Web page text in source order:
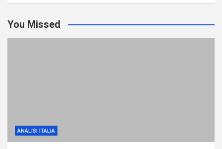
You Missed
ANALISI ITALIA